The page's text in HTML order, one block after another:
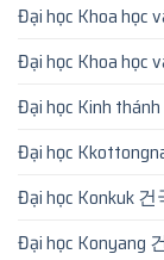
Đại học Khoa học
Đại học Khoa học
Đại học Kinh
Đại học
Đại học Konkuk
Đại học Konyang